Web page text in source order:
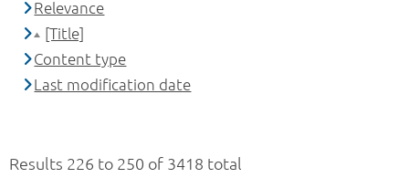
Results 226 to 250 of 3418 total
Relevance
[Title]
Content type
Last modification date